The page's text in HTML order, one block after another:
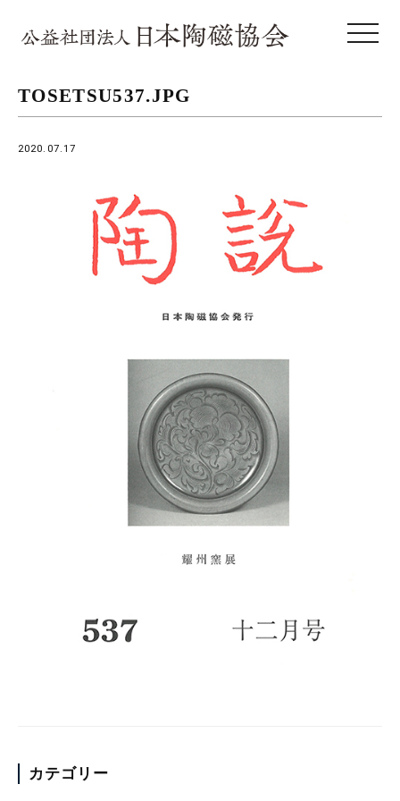
toggle
TOSETSU537.JPG
2020.07.17
カテゴリー